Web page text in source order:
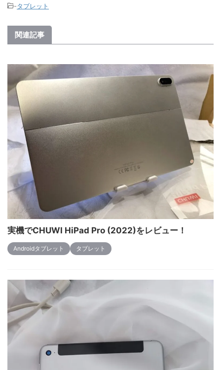
-タブレット
関連記事
実機でCHUWI HiPad Pro (2022)をレビュー！
Androidタブレット タブレット